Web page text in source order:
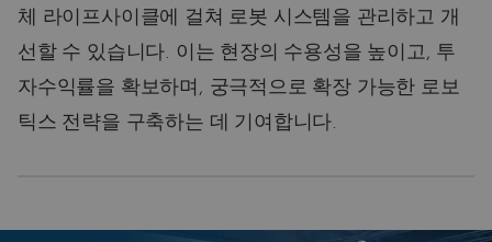
체 라이프사이클에 걸쳐 로봇 시스템을 관리하고 개
선할 수 있습니다. 이는 현장의 수용성을 높이고, 투
자수익률을 확보하며, 궁극적으로 확장 가능한 로보
틱스 전략을 구축하는 데 기여합니다.